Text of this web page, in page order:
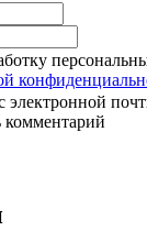
электронной
комментарий